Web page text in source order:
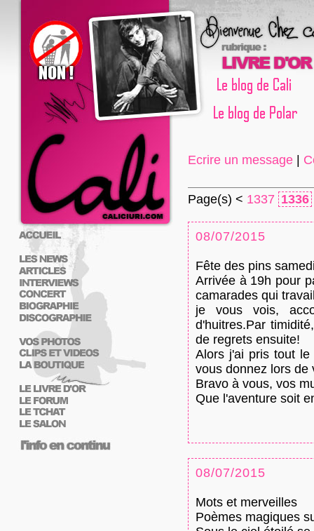
Ecrire un message
Page(s) < 1337 1336
08/07/2015
Fête des pins
Arrivée à 19h pour
camarades qui
je vous vois,
d'huitres.Par
de regrets ensuite!
Alors j'ai pris tout
vous donnez lors de
Bravo à vous, vos
Que l'aventure soit
08/07/2015
Mots et merveilles
Poèmes magiques